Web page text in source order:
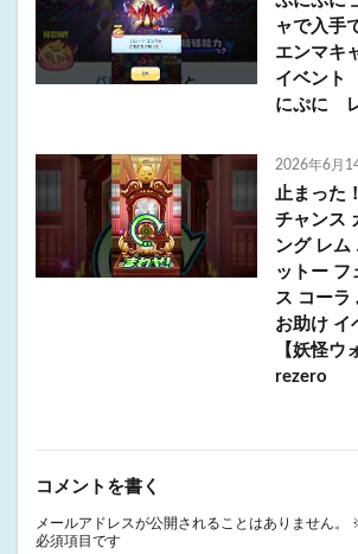
ャで入手
エンマキ
イベント
にぷに
2026年6月
止まった
チャンス
ング レム
ットー フ
ス コーラ
お助け イ
【妖怪ウ
rezero
コメントを書く
メールアドレスが公開されることはありません。
必須項目です